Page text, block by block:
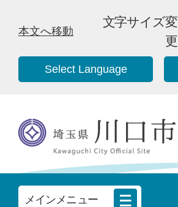
本文へ移動
文字サイズ変
更
Select Language
メインメニュー